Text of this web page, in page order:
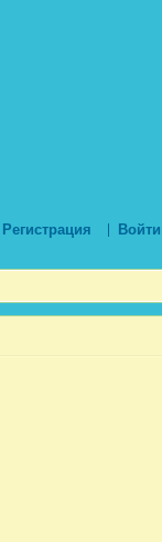
Регистрация Войти